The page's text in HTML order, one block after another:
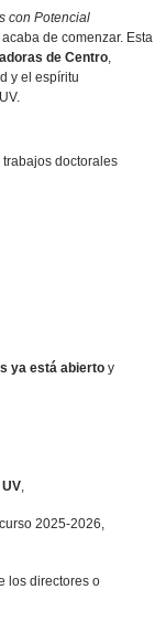
con Potencial
de comenzar. Esta
de Centro,
y el espíritu
trabajos doctorales
ya está abierto y
2025-2026,
los directores o